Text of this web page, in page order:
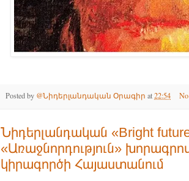
Posted by @Նիդերլանդական Օրագիր at22:54
Նիդերլանդական «Bright
«Առաջնորդություն»
կիրագործի Հայաստանում